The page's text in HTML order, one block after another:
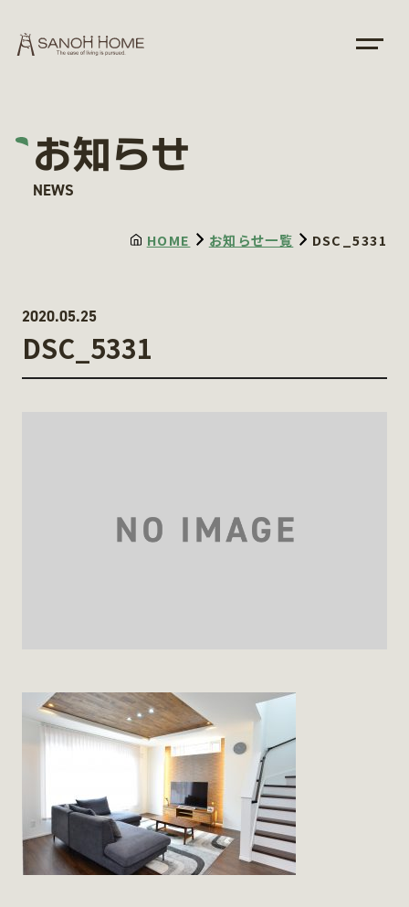
お知らせ
NEWS
HOME お知らせ一覧 DSC_5331
2020.05.25
DSC_5331